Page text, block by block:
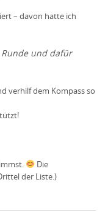
– davon hatte ich
und dafür
verhilf dem Kompass so
Die
der Liste.)